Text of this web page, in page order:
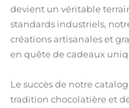
devient un véritable
standards industriels,
créations artisanales et
en quête de cadeaux
Le succès de notre
tradition chocolatière et